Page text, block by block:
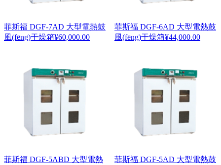
菲斯福 DGF-7AD 大型電熱鼓
風(fēng)干燥箱¥60,000.00
菲斯福 DGF-6AD 大型電熱鼓
風(fēng)干燥箱¥44,000.00
菲斯福 DGF-5ABD 大型電熱
菲斯福 DGF-5AD 大型電熱鼓